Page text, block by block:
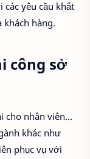
các yêu cầu khắt
khách hàng.
công sở
cho nhân viên...
khác như
phục vụ với